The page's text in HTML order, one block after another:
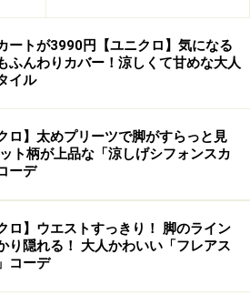
語がわからなくても、ショップス
イスをくれるはず。
ながら好みのものをセレクト
ディティールに落とし込んでいき
地の中から、イメージに合うもの
りがちな「この生地で違う形な
ートが3990円【ユニクロ】気になる
ふんわりカバー！涼しくて甘めな大人
イル
ロ】太めプリーツで脚がすらっと見
ト柄が上品な「涼しげシフォンスカ
ーデ
ロ】ウエストすっきり！ 脚のライン
り隠れる！ 大人かわいい「フレアス
コーデ